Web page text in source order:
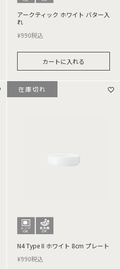
アークティック ホワイト バター入
れ
¥990税込
カートに入れる
N4 Type II ホワイト 8cm プレート
¥990税込
在庫切れ